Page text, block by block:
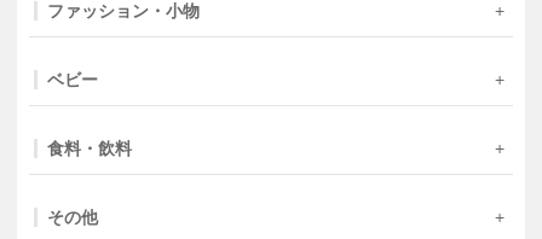
ファッション・小物
ベビー
食料・飲料
その他